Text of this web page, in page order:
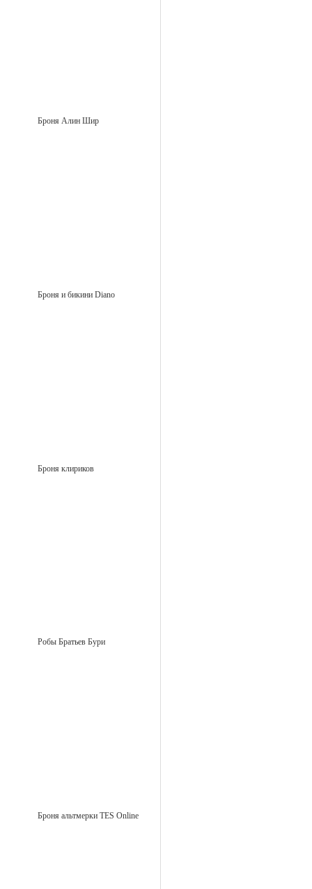
Броня Алин Шир
Броня и бикини Diano
Броня клириков
Робы Братьев Бури
Броня альтмерки TES Online